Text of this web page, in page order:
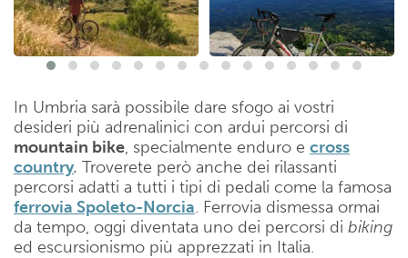
In Umbria sarà possibile dare sfogo ai vostri
desideri più adrenalinici con ardui percorsi di
mountain bike, specialmente enduro e cross
country. Troverete però anche dei rilassanti
percorsi adatti a tutti i tipi di pedali come la famosa
ferrovia Spoleto-Norcia. Ferrovia dismessa ormai
da tempo, oggi diventata uno dei percorsi di biking
ed escursionismo più apprezzati in Italia.